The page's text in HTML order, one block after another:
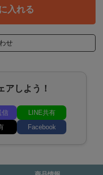
入れる
せ
アしよう！
信
LINE共有
Facebook